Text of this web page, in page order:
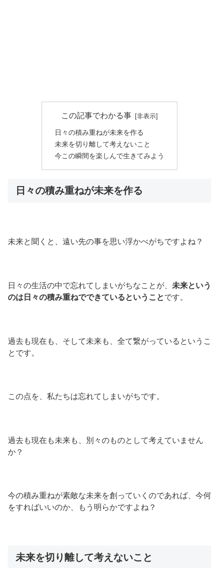
この記事でわかる事
日々の積み重ねが未来を作る
未来を切り離して考えないこと
今この瞬間を楽しんで生きてみよう
日々の積み重ねが未来を作る
未来と聞くと、遠い先の事を思い浮かべがちですよね？
日々の生活の中で忘れてしまいがちなことが、 未来という
のは日々の積み重ねでできているということです。
過去も現在も、そして未来も、全て繋がっているというこ
とです。
この点を、私たちは忘れてしまいがちです。
過去も現在も未来も、別々のものとして考えていません
か？
今の積み重ねが素敵な未来を創っていくのであれば、今何
をすればいいのか、もう明らかですよね？
未来を切り離して考えないこと